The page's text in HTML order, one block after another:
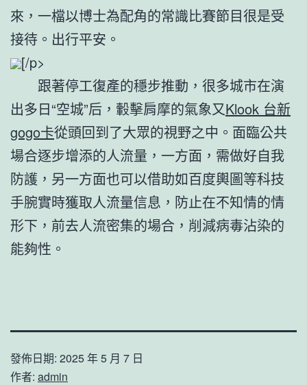
來，一檔以博士為配角的常識比賽節目很是受
接待。出行平安。
[/p>
跟著停工復產的穩步推動，很多城市在演
出多日“空城”后，轂擊肩摩的氣象又Klook 台新
gogo卡從頭回到了大眾的視野之中。面臨公共
場合逐步增添的人流量，一方面，需做好自我
防護，另一方面也可以借助如百度輿圖等科技
手腕實時獲取人流量信息，防止在不知情的情
形下，前去人流密集的場合，削減病毒沾染的
能夠性。
發佈日期: 2025 年 5 月 7 日
作者: admin